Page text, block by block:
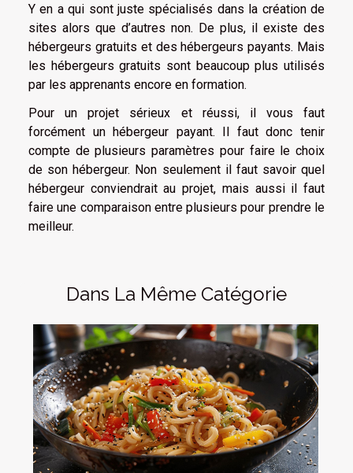
Y en a qui sont juste spécialisés dans la création de
sites alors que d’autres non. De plus, il existe des
hébergeurs gratuits et des hébergeurs payants. Mais
les hébergeurs gratuits sont beaucoup plus utilisés
par les apprenants encore en formation.
Pour un projet sérieux et réussi, il vous faut
forcément un hébergeur payant. Il faut donc tenir
compte de plusieurs paramètres pour faire le choix
de son hébergeur. Non seulement il faut savoir quel
hébergeur conviendrait au projet, mais aussi il faut
faire une comparaison entre plusieurs pour prendre le
meilleur.
Dans La Même Catégorie